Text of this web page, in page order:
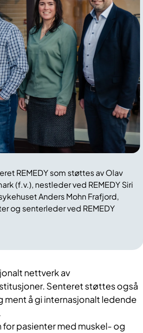
REMEDY som støttes av Olav
(f.v.), nestleder ved REMEDY Siri
Anders Mohn Frafjord,
og senterleder ved REMEDY
nettverk av
Senteret støttes også
ment å gi internasjonalt ledende
for pasienter med muskel- og